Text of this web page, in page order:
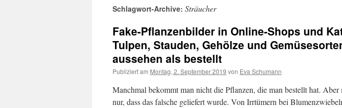
Schlagwort-Archive: Sträucher
Fake-Pflanzenbilder in Online-Shops und
Tulpen, Stauden, Gehölze und
aussehen als bestellt
Publiziert am Montag, 2. September 2019 von Eva Schumann
Manchmal bekommt man nicht die Pflanzen, die man bestellt hat. Aber
nur, dass das falsche geliefert wurde. Von Irrtümern bei